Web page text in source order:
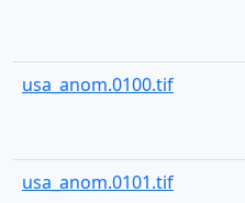
usa_anom.0100.tif
usa_anom.0101.tif